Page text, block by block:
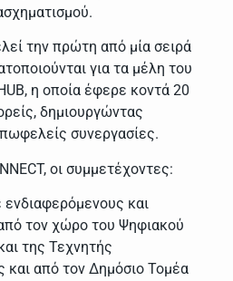
την πρώτη από μία σειρά
για τα μέλη του
η οποία έφερε κοντά 20
δημιουργώντας
συνεργασίες.
οι συμμετέχοντες:
και
τον χώρο του Ψηφιακού
της Τεχνητής
από τον Δημόσιο Τομέα